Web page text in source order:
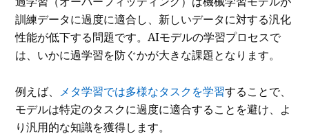
訓練データに過度に適合し、新しいデータに対する汎化
性能が低下する問題です。AIモデルの学習プロセスで
は、いかに過学習を防ぐかが大きな課題となります。
例えば、 メタ学習では多様なタスクを学習することで、
モデルは特定のタスクに過度に適合することを避け、よ
り汎用的な知識を獲得します。